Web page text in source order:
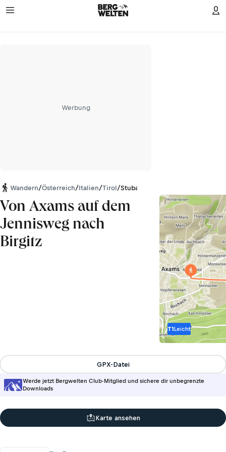
Werbung
Wandern/Österreich/Italien/Tirol/Stubaier Alpen
Von Axams auf dem
Jennisweg nach
Birgitz
T1Leicht
Werde jetzt Bergwelten Club-Mitglied und sichere dir unbegrenzte
Downloads
GPX-Datei
Karte ansehen